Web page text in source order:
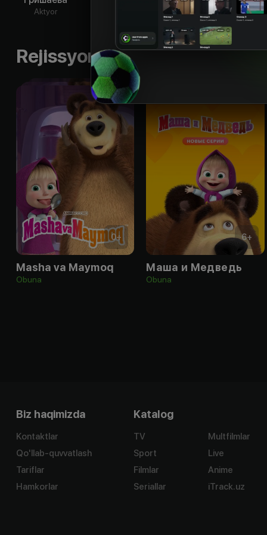
Aktyor Aktyor
Rejissyorning boshqa ishlari
0+
Masha va Maymoq
Obuna
6+
Маша и Медведь
Obuna
Biz haqimizda
Kontaktlar
Qo'llab-quvvatlash
Tariflar
Hamkorlar
Katalog
TV
Sport
Filmlar
Seriallar
Multfilmlar
Live
Anime
iTrack.uz